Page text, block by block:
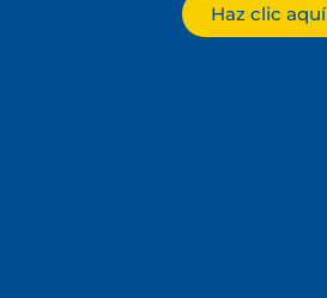
Haz clic aquí